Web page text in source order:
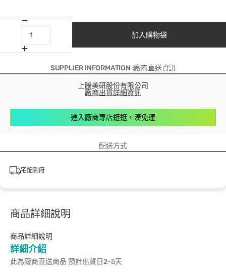
加入購物袋
SUPPLIER INFORMATION :廠商直送資訊
上騰美研股份有限公司
廠商出貨詳細資訊
進入廠商專店逛逛，湊免運
配送方式
宅配到府
商品詳細說明
商品詳細說明
詳細介紹
此為廠商直送商品 預計出貨日2-5天